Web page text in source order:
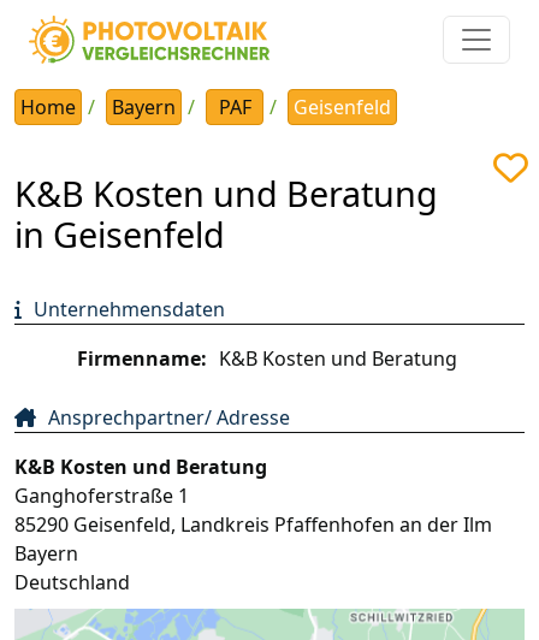
Home Bayern PAF Geisenfeld
K&B Kosten und Beratung
in Geisenfeld
Unternehmensdaten
Firmenname: K&B Kosten und Beratung
Ansprechpartner/ Adresse
K&B Kosten und Beratung
Ganghoferstraße 1
85290 Geisenfeld, Landkreis Pfaffenhofen an der Ilm
Bayern
Deutschland